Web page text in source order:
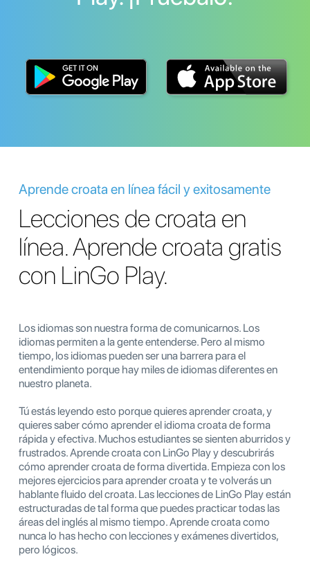
Aprende croata en línea fácil y exitosamente
Lecciones de croata en
línea. Aprende croata gratis
con LinGo Play.
Los idiomas son nuestra forma de comunicarnos. Los
idiomas permiten a la gente entenderse. Pero al mismo
tiempo, los idiomas pueden ser una barrera para el
entendimiento porque hay miles de idiomas diferentes en
nuestro planeta.
Tú estás leyendo esto porque quieres aprender croata, y
quieres saber cómo aprender el idioma croata de forma
rápida y efectiva. Muchos estudiantes se sienten aburridos y
frustrados. Aprende croata con LinGo Play y descubrirás
cómo aprender croata de forma divertida. Empieza con los
mejores ejercicios para aprender croata y te volverás un
hablante fluido del croata. Las lecciones de LinGo Play están
estructuradas de tal forma que puedes practicar todas las
áreas del inglés al mismo tiempo. Aprende croata como
nunca lo has hecho con lecciones y exámenes divertidos,
pero lógicos.